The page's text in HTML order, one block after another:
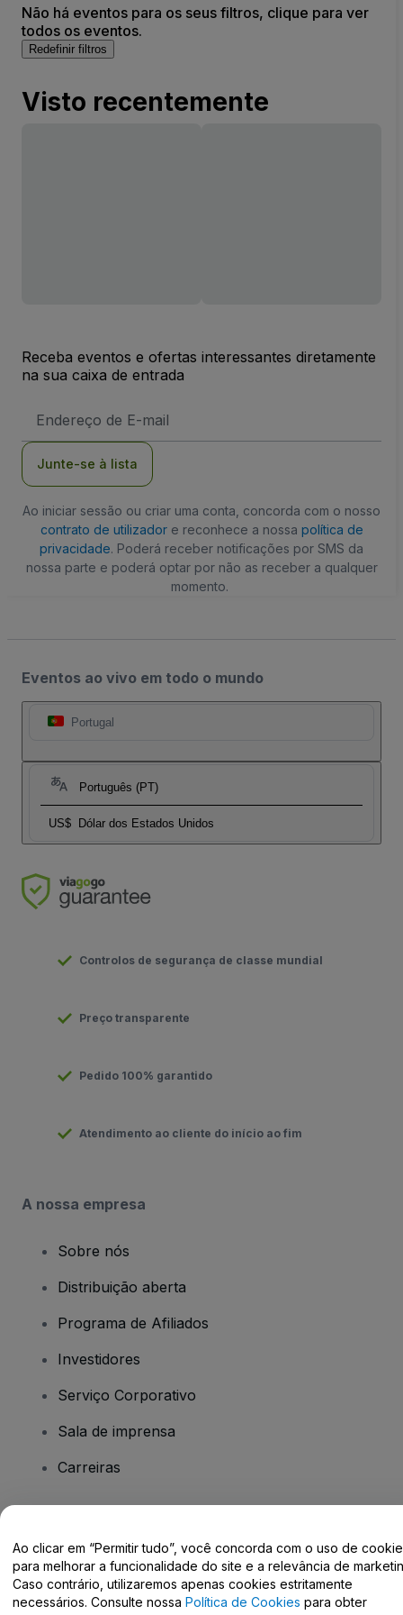
Não há eventos para os seus filtros, clique para ver
todos os eventos.
Redefinir filtros
Visto recentemente
Receba eventos e ofertas interessantes diretamente
na sua caixa de entrada
de
Junte-se à lista
Ao iniciar sessão ou criar uma conta, concorda com o nosso
contrato de utilizadore reconhece a nossa política de
privacidade. Poderá receber notificações por SMS da
nossa parte e poderá optar por não as receber a qualquer
momento.
Eventos ao vivo em todo o mundo
Portugal
Português (PT)
US$ Dólar dos Estados Unidos
Controlos de segurança de classe mundial
Preço transparente
Pedido 100% garantido
Atendimento ao cliente do início ao fim
A nossa empresa
Sobre nós
Distribuição aberta
Programa de Afiliados
Investidores
Serviço Corporativo
Sala de imprensa
Carreiras
Centro de Ajuda / Fale Conosco
Ao clicar em “Permitir tudo”, você concorda com o uso de
para melhorar a funcionalidade do site e a relevância de
Caso contrário, utilizaremos apenas cookies estritamente
necessários. Consulte nossa Política de Cookies para obter